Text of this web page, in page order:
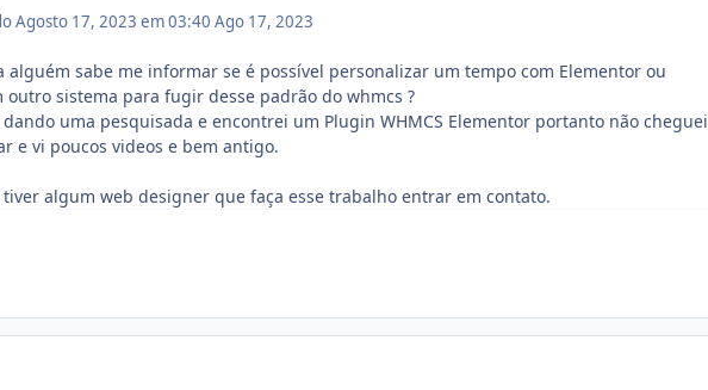
Agosto 17, 2023 em 03:40 Ago 17, 2023
alguém sabe me informar se é possível personalizar um tempo com Elementor ou
outro sistema para fugir desse padrão do whmcs ?
uma pesquisada e encontrei um Plugin WHMCS Elementor portanto não cheguei
e vi poucos videos e bem antigo.
tiver algum web designer que faça esse trabalho entrar em contato.